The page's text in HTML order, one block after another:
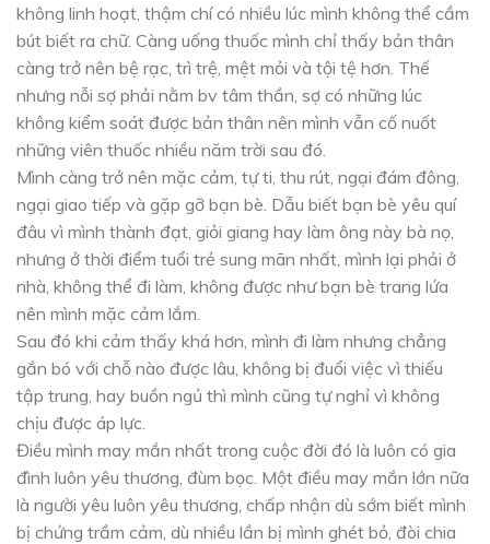
không linh hoạt, thậm chí có nhiều lúc mình không thể cầm
bút biết ra chữ. Càng uống thuốc mình chỉ thấy bản thân
càng trở nên bệ rạc, trì trệ, mệt mỏi và tội tệ hơn. Thế
nhưng nỗi sợ phải nằm bv tâm thần, sợ có những lúc
không kiểm soát được bản thân nên mình vẫn cố nuốt
những viên thuốc nhiều năm trời sau đó.
Mình càng trở nên mặc cảm, tự ti, thu rút, ngại đám đông,
ngại giao tiếp và gặp gỡ bạn bè. Dẫu biết bạn bè yêu quí
đâu vì mình thành đạt, giỏi giang hay làm ông này bà nọ,
nhưng ở thời điểm tuổi trẻ sung mãn nhất, mình lại phải ở
nhà, không thể đi làm, không được như bạn bè trang lứa
nên mình mặc cảm lắm.
Sau đó khi cảm thấy khá hơn, mình đi làm nhưng chẳng
gắn bó với chỗ nào được lâu, không bị đuổi việc vì thiếu
tập trung, hay buồn ngủ thì mình cũng tự nghỉ vì không
chịu được áp lực.
Điều mình may mắn nhất trong cuộc đời đó là luôn có gia
đình luôn yêu thương, đùm bọc. Một điều may mắn lớn nữa
là người yêu luôn yêu thương, chấp nhận dù sớm biết mình
bị chứng trầm cảm, dù nhiều lần bị mình ghét bỏ, đòi chia